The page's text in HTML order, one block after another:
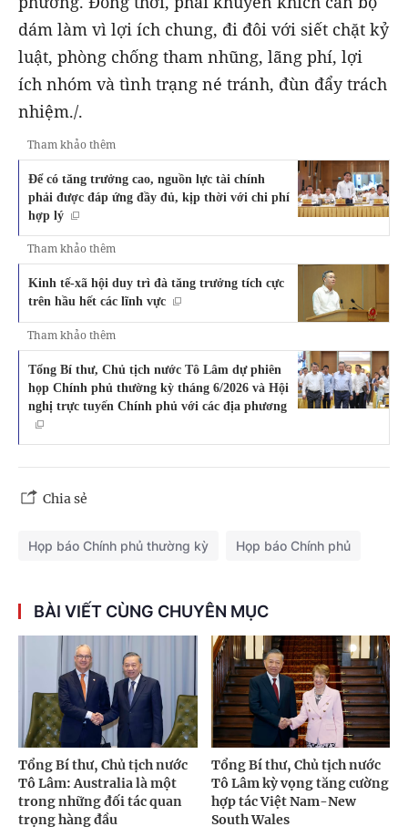
dám làm vì lợi ích chung, đi đôi với siết chặt kỷ
luật, phòng chống tham nhũng, lãng phí, lợi
ích nhóm và tình trạng né tránh, đùn đẩy trách
nhiệm./.
Tham khảo thêm
Để có tăng trưởng cao, nguồn lực tài chính
phải được đáp ứng đầy đủ, kịp thời với chi phí
hợp lý
Tham khảo thêm
Kinh tế-xã hội duy trì đà tăng trưởng tích cực
trên hầu hết các lĩnh vực
Tham khảo thêm
Tổng Bí thư, Chủ tịch nước Tô Lâm dự phiên
họp Chính phủ thường kỳ tháng 6/2026 và Hội
nghị trực tuyến Chính phủ với các địa phương
Chia sẻ
Họp báo Chính phủ thường kỳ Họp báo Chính phủ
BÀI VIẾT CÙNG CHUYÊN MỤC
Tổng Bí thư, Chủ tịch nước
Tô Lâm: Australia là một
trong những đối tác quan
trọng hàng đầu
Tổng Bí thư, Chủ tịch nước
Tô Lâm kỳ vọng tăng cường
hợp tác Việt Nam-New
South Wales